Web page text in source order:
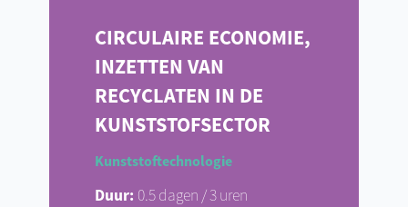
CIRCULAIRE ECONOMIE,
INZETTEN VAN
RECYCLATEN IN DE
KUNSTSTOFSECTOR
Kunststoftechnologie
Duur: 0.5 dagen / 3 uren